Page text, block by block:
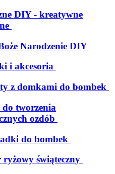
DIY - kreatywne
Narodzenie DIY
i akcesoria
z domkami do bombek
tworzenia
ozdób
do bombek
ryżowy świąteczny